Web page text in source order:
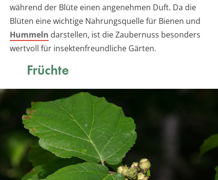
während der Blüte einen angenehmen Duft. Da die
Blüten eine wichtige Nahrungsquelle für Bienen und
Hummeln darstellen, ist die Zaubernuss besonders
wertvoll für insektenfreundliche Gärten.
Früchte